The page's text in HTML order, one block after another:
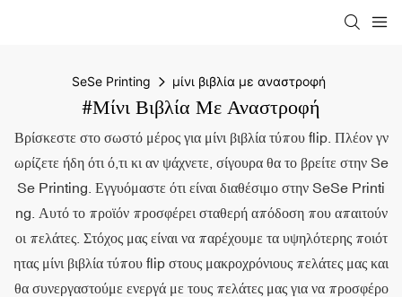
SeSe Printing μίνι βιβλία με αναστροφή
#μίνι Βιβλία Με Αναστροφή
Βρίσκεστε στο σωστό μέρος για μίνι βιβλία τύπου flip. Πλέον γν
ωρίζετε ήδη ότι ό,τι κι αν ψάχνετε, σίγουρα θα το βρείτε στην Se
Se Printing. Εγγυόμαστε ότι είναι διαθέσιμο στην SeSe Printi
ng. Αυτό το προϊόν προσφέρει σταθερή απόδοση που απαιτούν
οι πελάτες. Στόχος μας είναι να παρέχουμε τα υψηλότερης ποιότ
ητας μίνι βιβλία τύπου flip στους μακροχρόνιους πελάτες μας και
θα συνεργαστούμε ενεργά με τους πελάτες μας για να προσφέρο